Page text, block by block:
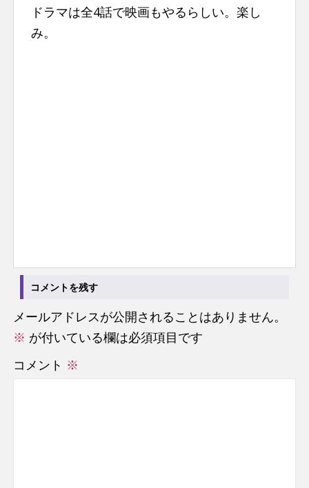
ドラマは全4話で映画もやるらしい。楽し
み。
コメントを残す
メールアドレスが公開されることはありません。
※ が付いている欄は必須項目です
コメント ※